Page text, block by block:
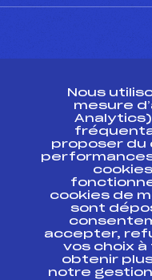
Ressources
Pass’Neige
Projet sportif
Projet de
Antidopage
Pôle
Scientifique
Listes
Pôle vie de
Nous
mesure
Analytics)
proposer du
cookies de
sont
accepter,
vos choix
obtenir
notre